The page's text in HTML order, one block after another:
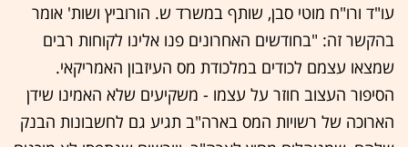
עו"ד ורו"ח מוטי סבן, שותף במשרד ש. הורוביץ ושות' אומר
בהקשר זה: "בחודשים האחרונים פנו אלינו לקוחות רבים
שמצאו עצמם לכודים במלכודת מס העיזבון האמריקאי.
הסיפור העצוב חוזר על עצמו - משקיעים שלא האמינו שידן
הארוכה של רשויות המס בארה"ב תגיע גם לחשבונות הבנק